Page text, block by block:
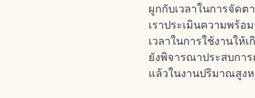
ผูกกับเวลาในการจัด
เราประเมินความพร้อ
เวลาในการใช้งานใ
ยังพิจารณาประสบกา
แล้วในงานปริมาณสูง